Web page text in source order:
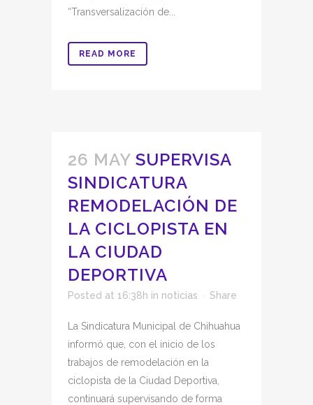
“Transversalización de...
READ MORE
26 MAY SUPERVISA
SINDICATURA
REMODELACIÓN DE
LA CICLOPISTA EN
LA CIUDAD
DEPORTIVA
Posted at 16:38h in noticias Share
La Sindicatura Municipal de Chihuahua
informó que, con el inicio de los
trabajos de remodelación en la
ciclopista de la Ciudad Deportiva,
continuará supervisando de forma